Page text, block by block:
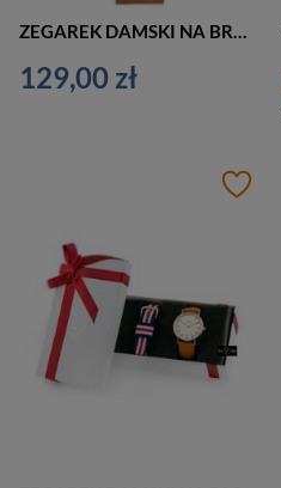
ZEGAREK DAMSKI NA BRANSOLECIE CASUAL PACIFIC 6012 (zy600c) - rosegold
129,00 zł